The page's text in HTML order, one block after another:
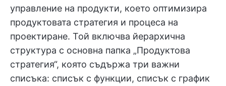
управление на продукти, което оптимизира
продуктовата стратегия и процеса на
проектиране. Той включва йерархична
структура с основна папка „Продуктова
стратегия“, която съдържа три важни
списъка: списък с функции, списък с график